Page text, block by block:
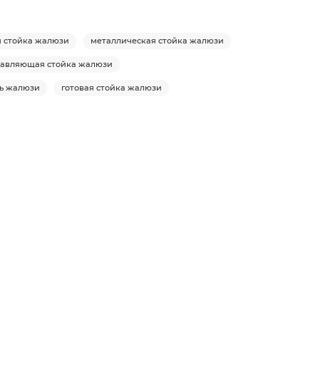
стойка жалюзи металлическая стойка жалюзи
стойка жалюзи
жалюзи готовая стойка жалюзи